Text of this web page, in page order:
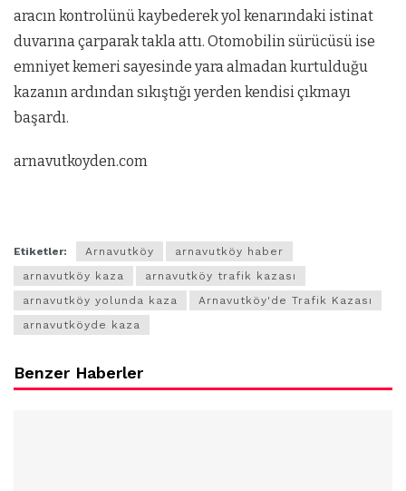
aracın kontrolünü kaybederek yol kenarındaki istinat
duvarına çarparak takla attı. Otomobilin sürücüsü ise
emniyet kemeri sayesinde yara almadan kurtulduğu
kazanın ardından sıkıştığı yerden kendisi çıkmayı
başardı.
arnavutkoyden.com
Etiketler: Arnavutköy
arnavutköy haber
arnavutköy kaza
arnavutköy trafik kazası
arnavutköy yolunda kaza
Arnavutköy'de Trafik Kazası
arnavutköyde kaza
Benzer Haberler